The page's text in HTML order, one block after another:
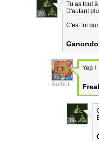
39
Tu as tout
D'autant
C'est toi
35
Author
Yep !
39